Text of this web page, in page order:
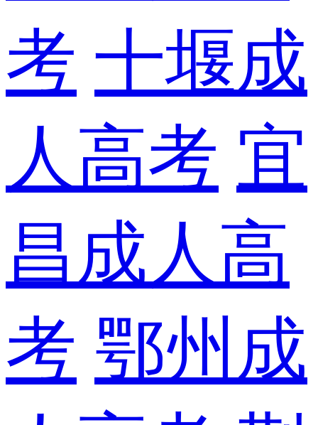
考 十堰成
人高考 宜
昌成人高
考 鄂州成